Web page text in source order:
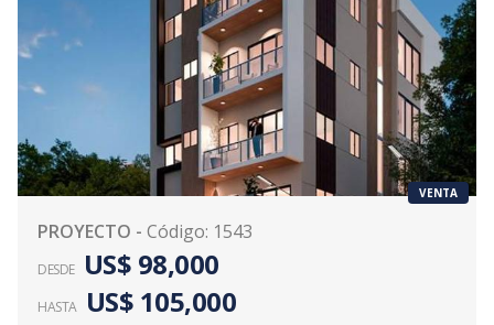
VENTA
PROYECTO - Código: 1543
DESDE US$ 98,000
HASTA US$ 105,000